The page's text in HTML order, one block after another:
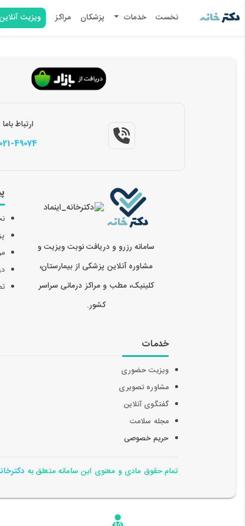
نخست خدمات پزشکان مراکز ویزیت آنلاین
ارتباط باما
021-49074
سامانه رزرو و دریافت نوبت ویزیت و
مشاوره آنلاین پزشکی از بیمارستان،
کلینیک، مطب و مراکز درمانی سراسر
کشور.
خدمات
ویزیت حضوری
مشاوره تصویری
گفتگوی آنلاین
مجله سلامت
حریم خصوصی
تمام حقوق مادی و معنوی این سامانه متعلق به